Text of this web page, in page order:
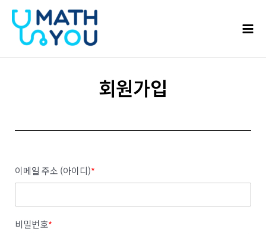
건너뛰기
회원가입
이메일 주소 (아이디)*
비밀번호*